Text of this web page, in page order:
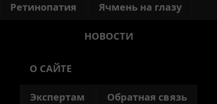
Ретинопатия
Ячмень на глазу
НОВОСТИ
О САЙТЕ
Экспертам Обратная связь